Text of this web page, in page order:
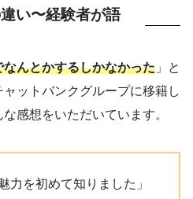
い〜経験者が語
んとかするしかなかった 」と
ットバンクグループに移籍し
感想をいただいています。
力を初めて知りました」